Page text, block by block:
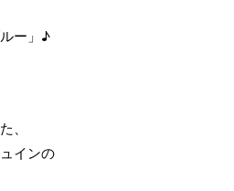
ー」♪
、
インの